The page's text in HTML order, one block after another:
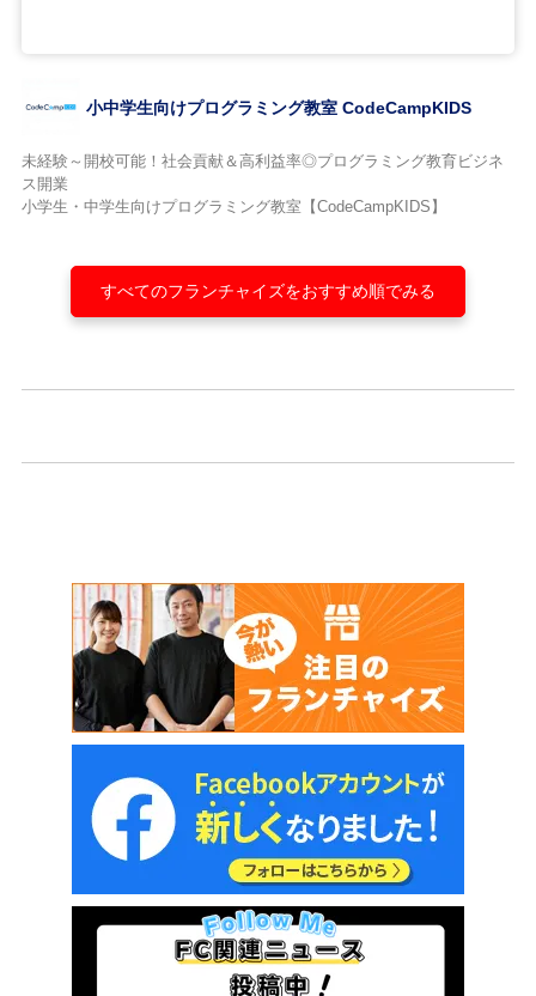
小中学生向けプログラミング教室 CodeCampKIDS
未経験～開校可能！社会貢献＆高利益率◎プログラミング教育ビジネ
ス開業
小学生・中学生向けプログラミング教室【CodeCampKIDS】
すべてのフランチャイズをおすすめ順でみる